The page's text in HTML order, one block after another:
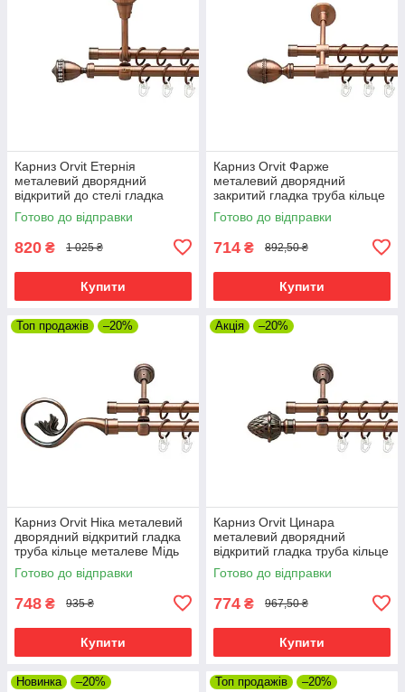
Карниз Orvit Етернія
металевий дворядний
відкритий до стелі гладка
труба кільце металеве Мідь
16\16 мм 120 см (00-
Готово до відправки
820 ₴ 1 025 ₴
Купити
Карниз Orvit Фарже
металевий дворядний
закритий гладка труба кільце
металеве Мідь 16\16 мм 120
см (00-00019999)
Готово до відправки
714 ₴ 892,50 ₴
Купити
Топ продажів –20%
Карниз Orvit Ніка металевий
дворядний відкритий гладка
труба кільце металеве Мідь
16\16 мм 120 см (00-
00020672)
Готово до відправки
748 ₴ 935 ₴
Купити
Акція –20%
Карниз Orvit Цинара
металевий дворядний
відкритий гладка труба кільце
металеве Мідь 16\16 мм 120
см (00-00020770)
Готово до відправки
774 ₴ 967,50 ₴
Купити
Новинка –20% Топ продажів –20%